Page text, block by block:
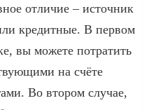
отличие – источник
кредитные. В первом
вы можете потратить
на счёте
Во втором случае,